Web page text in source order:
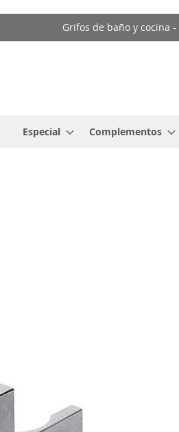
Grifos de baño y cocina
Especial Complementos